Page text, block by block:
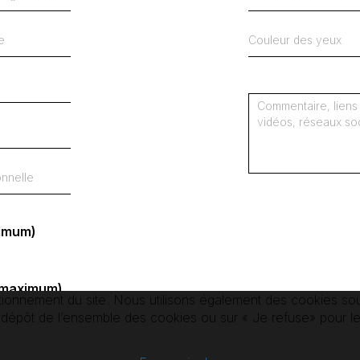
du site. Nous utilisons également des cookies
de l’ensemble des cookies ou sur « Je refuse» pour